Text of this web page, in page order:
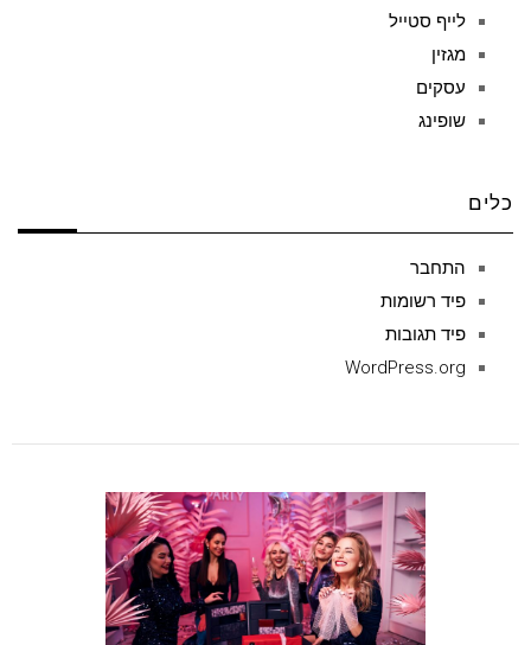
לייף סטייל
מגזין
עסקים
שופינג
כלים
התחבר
פיד רשומות
פיד תגובות
WordPress.org